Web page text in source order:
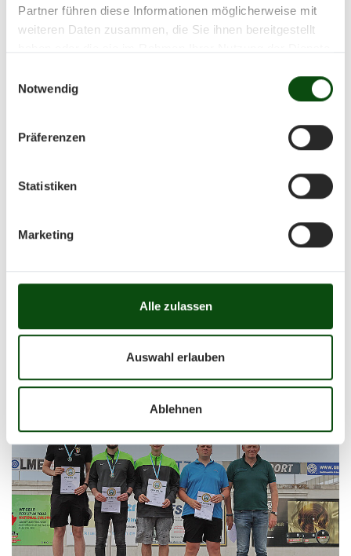
Partner führen diese Informationen möglicherweise mit
weiteren Daten zusammen, die Sie ihnen bereitgestellt
Notwendig
Präferenzen
Statistiken
Marketing
Alle zulassen
Auswahl erlauben
Ablehnen